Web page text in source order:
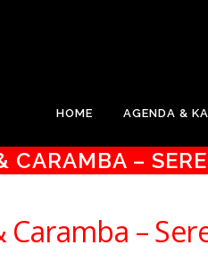
HOME AGENDA &
CARAMBA –
Caramba –